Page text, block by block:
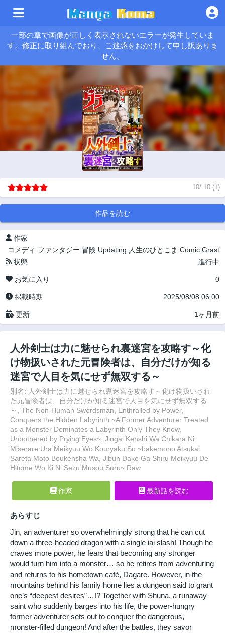
一部の章で画像が正しく表示されないエラーが発生していま
す。修正に取り組んでおり、ご迷惑をおかけして申し訳ありま
せん。
10/ 10 (1)
作品を読む
作家
コメディ ファンタジー 冒険 Updating 人生のひとこま Comic Grast
状態
進行中
お気に入り 0
掲載時期 2025/08/08 06:00
更新 1ヶ月前
人外剣士は力に魅せられ裏迷宮を攻略す～化
け物扱いされた元冒険者は、自分だけが知る
迷宮で人目を気にせず無双する～
別名: 人外剣士は力に魅せられ裏迷宮を攻略す～化け物扱いされ
た元冒険者は、自分だけが知る迷宮で人目を気にせず無双する
～, The Non-Human Swordsman, Enthralled by Power,
Conquers the Hidden Labyrinth ~A Former Adventurer Treated
as a Monster Dominates a Labyrinth Only They Know,
Unbothered by Prying Eyes~, Jingai Kenshi Wa Chikara Ni
Miserare Ura Meikyuu Wo Kouryaku Su ~bakemono Atsukai
Sareta Moto Boukensha Wa, Jibun Dake Ga Shiru Meikyuu De
Hitome Wo Ki Ni Sezu Musou Suru~ Raw
作家 最新話を読む
あらすじ
Jin, an adventurer so overwhelmingly strong that he can cut
down a three-headed dragon with a single iai slash! Though he
craves more power, he fears that becoming any stronger
would turn him into a monster… so he retires from adventuring
and returns to his hometown café, Dagare. However, in the
mountains behind his family home lies a dungeon said to grant
one’s “deepest desires”…!? Together with Shuna, a runaway
saint who suddenly barges into his life, the power-hungry
former adventurer sets out to conquer the dangerous,
monster-filled dungeon! And after the battles, they savor